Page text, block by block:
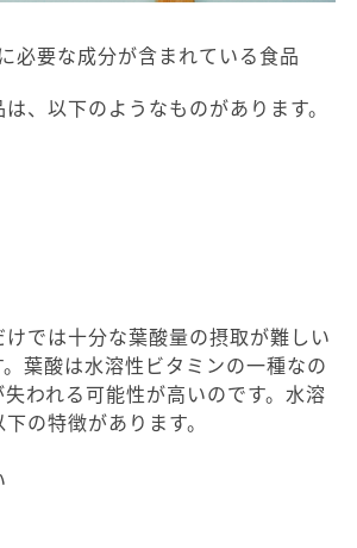
必要な成分が含まれている食品
、以下のようなものがあります。
では十分な葉酸量の摂取が難しい
葉酸は水溶性ビタミンの一種なの
われる可能性が高いのです。水溶
の特徴があります。